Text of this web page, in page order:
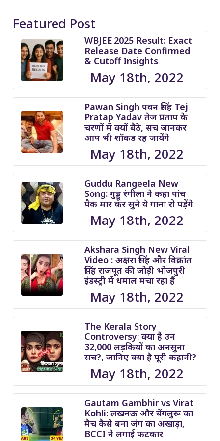
Featured Post
WBJEE 2025 Result: Exact
Release Date Confirmed
& Cutoff Insights
May 18th, 2022
Pawan Singh पवन सिंह Tej
Pratap Yadav तेज प्रताप के
चरणों में क्यों बैठे, सच जानकर
आप भी शॉकड रह जायेंगे
May 18th, 2022
Guddu Rangeela New
Song: गुड्डू रंगीला ने कहा पांच
पैक मार कर सुने ये गाना रो पड़ेंगे
May 18th, 2022
Akshara Singh New Viral
Video : अक्षरा सिंह और विक्रांत
सिंह राजपूत की जोड़ी भोजपुरी
इंडस्ट्री में धमाल मचा रहा हैं
May 18th, 2022
The Kerala Story
Controversy: क्या है उन
32,000 लड़कियों का अनसुना
सच?, जानिए क्या है पूरी कहानी?
May 18th, 2022
Gautam Gambhir vs Virat
Kohli: लखनऊ और बेंगलुरू का
मैच कैसे बना जंग का अखाड़ा,
BCCI ने लगाई फटकार